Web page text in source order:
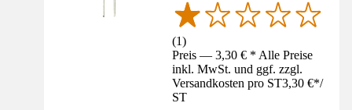
(1)
Preis — 3,30 € * Alle Preise
inkl. MwSt. und ggf. zzgl.
Versandkosten pro ST3,30 €*/
ST